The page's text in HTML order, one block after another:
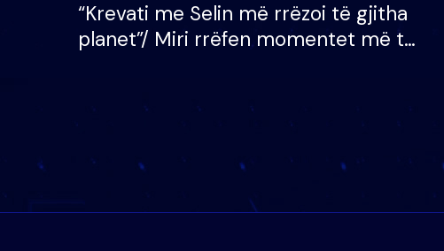
“Krevati me Selin më rrëzoi të gjitha
planet”/ Miri rrëfen momentet më të